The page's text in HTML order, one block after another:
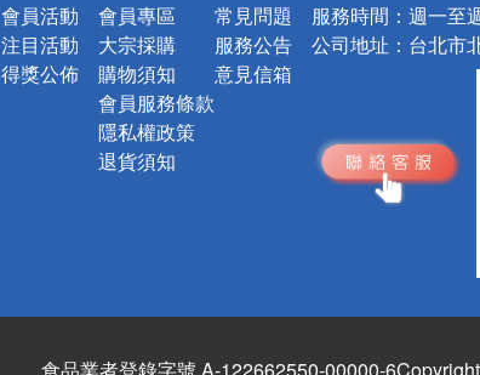
會員活動
注目活動
得獎公佈
會員專區
大宗採購
購物須知
會員服務條款
隱私權政策
退貨須知
常見問題
服務公告
意見信箱
服務時間： 週一至
公司地址： 台北市
食品業者登錄字號 A-122662550-00000-6